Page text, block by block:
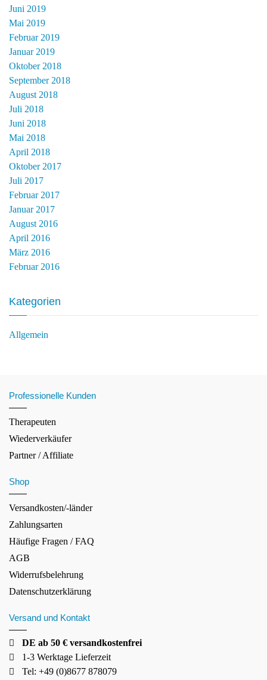
Juni 2019
Mai 2019
Februar 2019
Januar 2019
Oktober 2018
September 2018
August 2018
Juli 2018
Juni 2018
Mai 2018
April 2018
Oktober 2017
Juli 2017
Februar 2017
Januar 2017
August 2016
April 2016
März 2016
Februar 2016
Kategorien
Allgemein
Professionelle Kunden
Therapeuten
Wiederverkäufer
Partner / Affiliate
Shop
Versandkosten/-länder
Zahlungsarten
Häufige Fragen / FAQ
AGB
Widerrufsbelehrung
Datenschutzerklärung
Versand und Kontakt
DE ab 50 € versandkostenfrei
1-3 Werktage Lieferzeit
Tel: +49 (0)8677 878079